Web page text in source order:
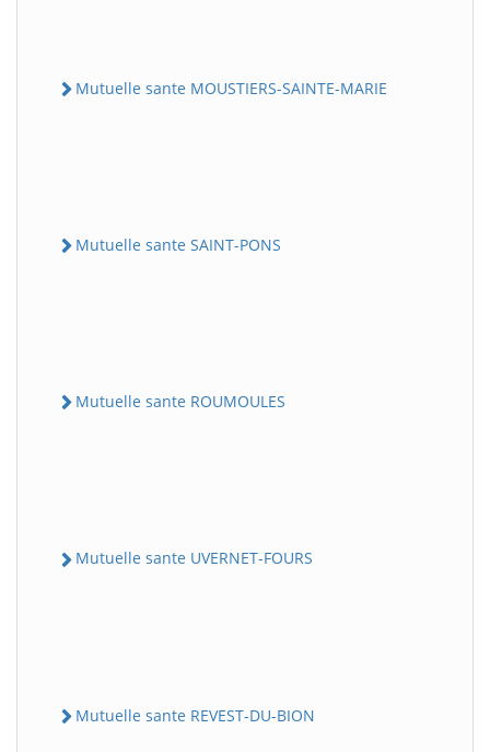
Mutuelle sante MOUSTIERS-SAINTE-MARIE
Mutuelle sante SAINT-PONS
Mutuelle sante ROUMOULES
Mutuelle sante UVERNET-FOURS
Mutuelle sante REVEST-DU-BION